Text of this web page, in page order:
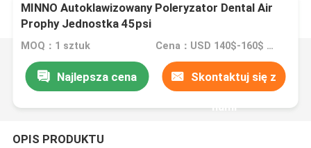
MINNO Autoklawizowany Poleryzator Dental Air
Prophy Jednostka 45psi
MOQ：1 sztuk Cena：USD 140$-160$ PCS
Najlepsza cena Skontaktuj się z
nami
OPIS PRODUKTU